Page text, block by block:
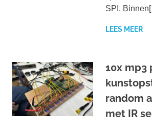
SPI.
LEES MEER
10x mp3
random
met IR